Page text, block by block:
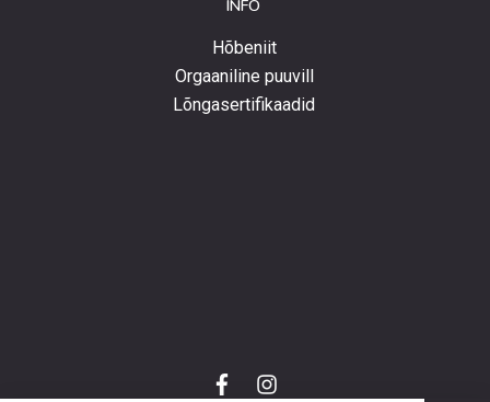
INFO
Hõbeniit
Orgaaniline puuvill
Lõngasertifikaadid
f i